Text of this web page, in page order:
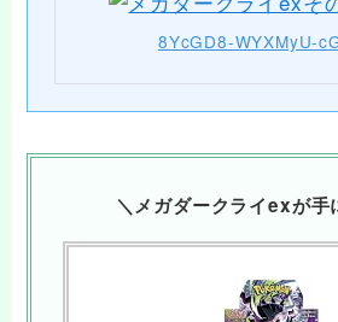
8YcGD8-WYXMyU-
＼メガダークライexが手